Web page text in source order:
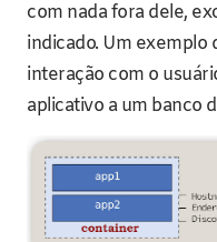
com nada fora dele,
indicado. Um exemplo
interação com o
aplicativo a um banco